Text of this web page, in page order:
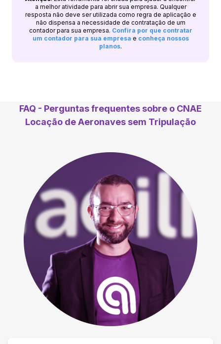
a melhor atividade para abrir sua empresa. Qualquer
resposta não deve ser utilizada como regra de aplicação e
não dispensa a necessidade de contratação de um
contador para sua empresa. Confira por que contratar
um contador para sua empresa e conheça nossos
planos.
FAQ - Perguntas frequentes sobre o CNAE
Locação de Aeronaves sem Tripulação